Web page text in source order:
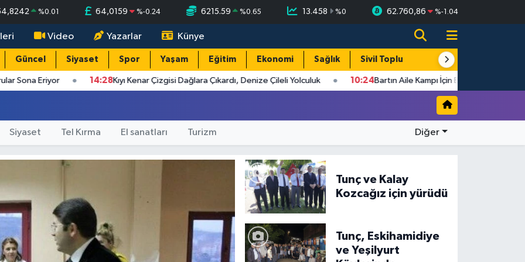
%0.01 64,0159 %-0.24 6215.59 %0.65 13.458 %0 62.760,86 %-1.04
Video Yazarlar Künye
Güncel Siyaset Spor Yaşam Eğitim Ekonomi Sağlık Sivil Toplum Turizm
Sona Eriyor 14:28Kıyı Kenar Çizgisi Dağlara Çıkardı, Denize Çileli Yolculuk 10:24Bartın Aile Kampı İçin Başvurular Sona
Siyaset Tel Kırma El sanatları Turizm Diğer
Tunç ve Kalay
Kozcağız için yürüdü
Tunç, Eskihamidiye
ve Yeşilyurt